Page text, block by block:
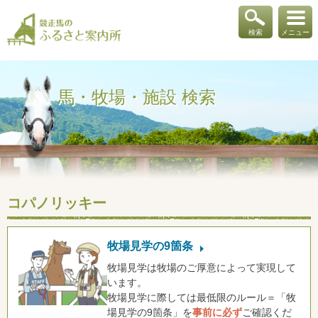
メニュー
検索
馬・牧場・施設 検索
コパノリッキー
牧場見学の9箇条
牧場見学は牧場のご厚意によって実現して
います。
牧場見学に際しては最低限のルール＝「牧
場見学の9箇条」を事前に必ずご確認くだ